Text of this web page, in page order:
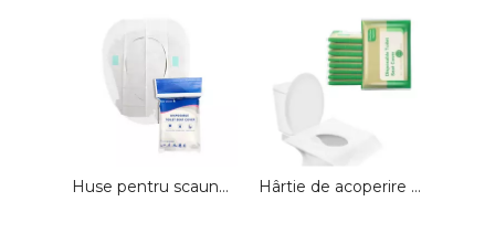
Huse pentru scaune de toaletă de unică folosință, biodegradabile, cu 6 foi, cu 2 straturi. Huse de hârtie pentru călătorii, pentru toalete convenabile Hârtie de acoperire a scaunului de toaletă de unică folosință, portabilă, de călătorie, biodegradabilă, solubilă în apă